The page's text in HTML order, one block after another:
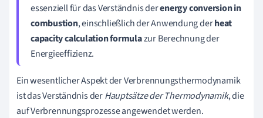
essenziell für das Verständnis derenergy conversion in
combustion, einschließlich der Anwendung derheat
capacity calculation formulazur Berechnung der
Energieeffizienz.
Ein wesentlicher Aspekt der Verbrennungsthermodynamik
ist das Verständnis derHauptsätze der Thermodynamik, die
auf Verbrennungsprozesse angewendet werden.